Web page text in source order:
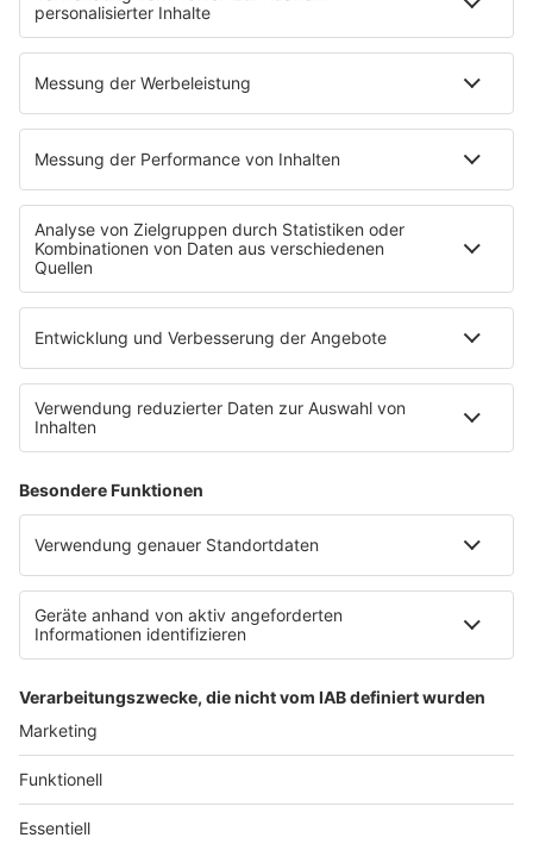
wiederholte Sendung des deutschen Fernsehens.
Zwischen 1963 und 2003 wurde der Sketch 231-mal
schon ins Guiness Buch der Rekorde geschafft. 2003
lief er allein 19-mal und brachte somit 13 Millionen
Zuschauer vor die Mattscheibe.
Anzeige
Über 2000 Euro Strafe für Miss Sophie
Weil Butler James so tollpatschig beim Dinner ist,
würde Miss Sophie das in Realität über 2.000 Euro
"Allianz"-Versicherung, die die mal fiktiv erstellt hat.
Exakte Kosten: 2.120 Euro.Teuerster Posten sei das
Tigerfell mit Reparaturkosten von rund 2000 Euro,
teilte die Allianz in 2016 mit. Zudem sei der Teppich
stark ramponiert und die Tischdecke mit Wein- und
Speiseflecken übersät.